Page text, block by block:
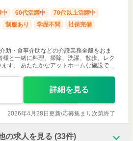
60代活躍中
70代以上活躍中
制服あり 学歴不問
社保完備
助・食事介助などの介護業務全般をおま
と一緒に料理、掃除、洗濯、散歩、レク
す。 あたたかなアットホームな施設で、
詳細を見る
2026年4月28日更新/応募集まり次第終了
の求人を見る (33件)